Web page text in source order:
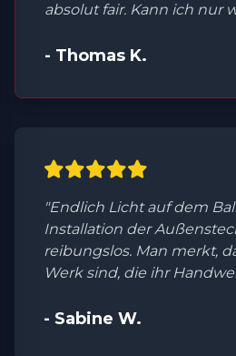
absolut fair. Kann ich nur
- Thomas K.
"Endlich Licht auf dem
Installation der
reibungslos. Man merkt,
Werk sind, die ihr
- Sabine W.